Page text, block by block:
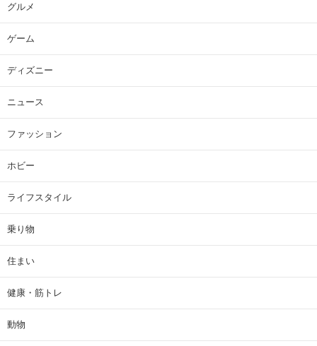
グルメ
ゲーム
ディズニー
ニュース
ファッション
ホビー
ライフスタイル
乗り物
住まい
健康・筋トレ
動物